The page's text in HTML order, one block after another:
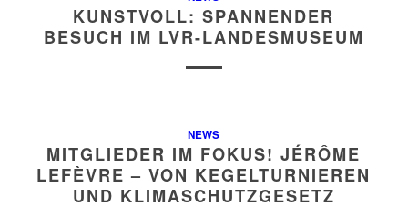
KUNSTVOLL: SPANNENDER
BESUCH IM LVR-LANDESMUSEUM
NEWS
MITGLIEDER IM FOKUS! JÉRÔME
LEFÈVRE – VON KEGELTURNIEREN
UND KLIMASCHUTZGESETZ